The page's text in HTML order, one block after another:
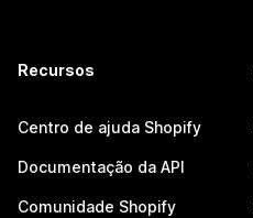
Recursos
Centro de ajuda Shopify
Documentação da API
Comunidade Shopify